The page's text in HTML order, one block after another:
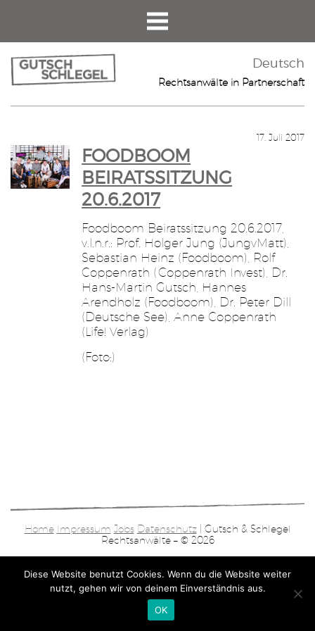
Deutsch
Rechtsanwälte in Partnerschaft
17. Juli 2017
FOODBOOM
BEIRATSSITZUNG
20.6.2017
Foodboom Beiratssitzung 20.6.2017,
v.l.n.r.: Prof. Holger Jung (JungvMatt),
Sebastian Heinz (Foodboom), Rolf
Coppenrath (Coppenrath Invest), Dr.
Hans-Martin Gutsch, Hannes
Arendholz (Foodboom), Dr. Peter Dill
(Deutsche See), Anne Coppenrath
(Life! Verlag)
(Foto:)
Home Impressum Jobs Datenschutz| Gutsch & Schlegel
Rechtsanwälte – © 2026
Diese Website benutzt Cookies. Wenn du die Website weiter
nutzt, gehen wir von deinem Einverständnis aus.
OK